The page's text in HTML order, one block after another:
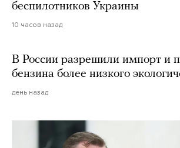
беспилотников Украины
10 часов назад
В России разрешили импорт и
бензина более низкого
день назад